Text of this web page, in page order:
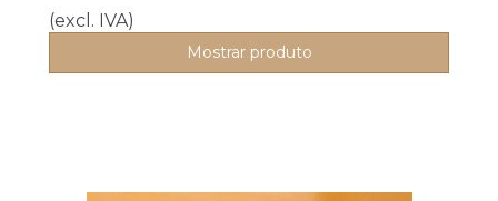
(excl. IVA)
Mostrar produto